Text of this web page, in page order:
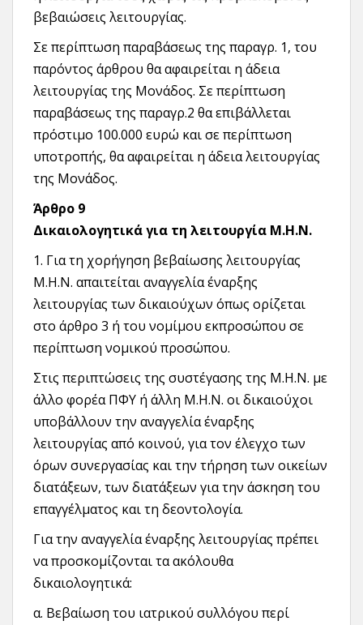
βεβαιώσεις λειτουργίας.
Σε περίπτωση παραβάσεως της παραγρ. 1, του
παρόντος άρθρου θα αφαιρείται η άδεια
λειτουργίας της Μονάδος. Σε περίπτωση
παραβάσεως της παραγρ.2 θα επιβάλλεται
πρόστιμο 100.000 ευρώ και σε περίπτωση
υποτροπής, θα αφαιρείται η άδεια λειτουργίας
της Μονάδος.
Άρθρο 9
Δικαιολογητικά για τη λειτουργία Μ.Η.Ν.
1. Για τη χορήγηση βεβαίωσης λειτουργίας
Μ.Η.Ν. απαιτείται αναγγελία έναρξης
λειτουργίας των δικαιούχων όπως ορίζεται
στο άρθρο 3 ή του νομίμου εκπροσώπου σε
περίπτωση νομικού προσώπου.
Στις περιπτώσεις της συστέγασης της Μ.Η.Ν. με
άλλο φορέα ΠΦΥ ή άλλη Μ.Η.Ν. οι δικαιούχοι
υποβάλλουν την αναγγελία έναρξης
λειτουργίας από κοινού, για τον έλεγχο των
όρων συνεργασίας και την τήρηση των οικείων
διατάξεων, των διατάξεων για την άσκηση του
επαγγέλματος και τη δεοντολογία.
Για την αναγγελία έναρξης λειτουργίας πρέπει
να προσκομίζονται τα ακόλουθα
δικαιολογητικά:
α. Βεβαίωση του ιατρικού συλλόγου περί